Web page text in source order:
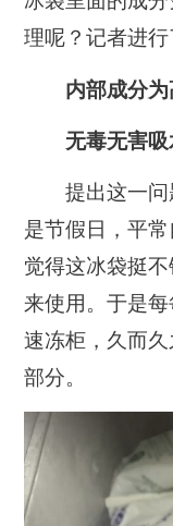
理呢？记者进行
内部成分为
无毒无害吸
提出这一问
是节假日，平
觉得这冰袋挺
来使用。于是
速冻柜，久而
部分。